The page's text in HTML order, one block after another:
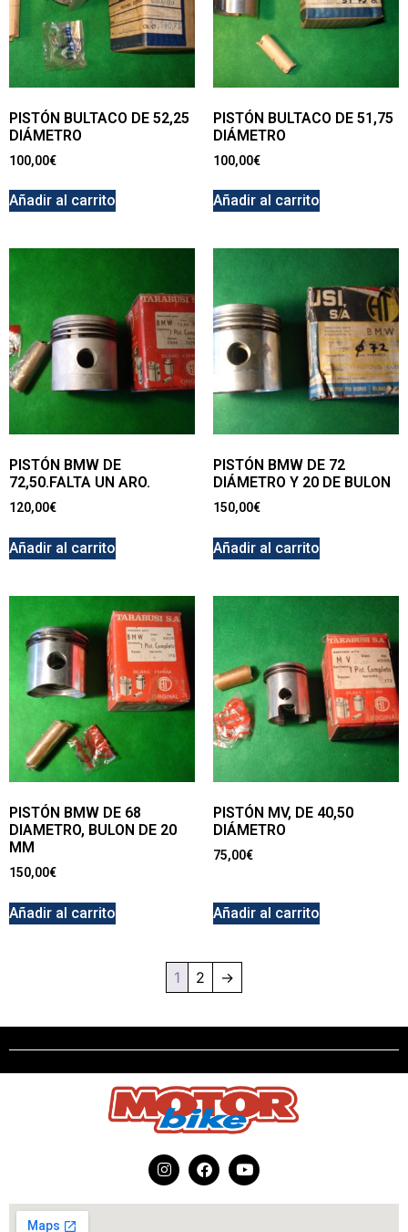
PISTÓN BULTACO DE 52,25
DIÁMETRO
100,00€
Añadir al carrito
PISTÓN BULTACO DE 51,75
DIÁMETRO
100,00€
Añadir al carrito
PISTÓN BMW DE
72,50.FALTA UN ARO.
120,00€
Añadir al carrito
PISTÓN BMW DE 72
DIÁMETRO Y 20 DE BULON
150,00€
Añadir al carrito
PISTÓN BMW DE 68
DIAMETRO, BULON DE 20
MM
150,00€
Añadir al carrito
PISTÓN MV, DE 40,50
DIÁMETRO
75,00€
Añadir al carrito
1 2 →